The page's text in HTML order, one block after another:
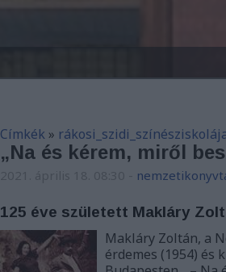
Címkék »
„Na és kérem, miről
125 éve született Makláry
Makláry Zoltán, a
érdemes (1954) és